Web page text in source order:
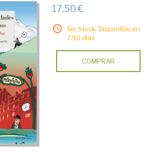
17,50 €
Sin Stock. Disponible en
7/10 días.
COMPRAR